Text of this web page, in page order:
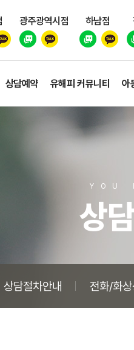
광주광역시점 하남점
상담예약 유해피 커뮤니티 아
YOU
상
상담절차안내 전화/화